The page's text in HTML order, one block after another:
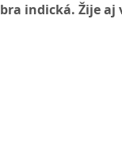
indická. Žije aj